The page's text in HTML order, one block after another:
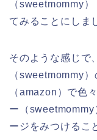
（sweetmommy
てみることにしま
そのような感じで
（sweetmommy
（amazon）で色
ー（
ージをみつけるこ